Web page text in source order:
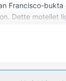
Francisco-bukta
Dette motellet
Monument.
av de 20